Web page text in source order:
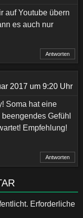
auf Youtube übern
es auch nur
Antworten
2017 um 9:20 Uhr
Soma hat eine
Gefühl
Empfehlung!
Antworten
Erforderliche